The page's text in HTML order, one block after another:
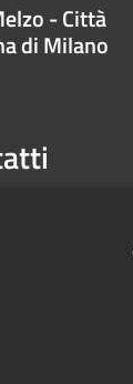
- Città
di Milano